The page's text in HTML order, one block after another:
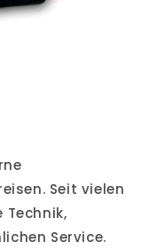
Seit vielen
Service.